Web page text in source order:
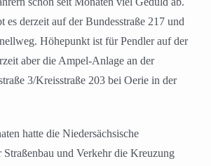
es derzeit auf der Bundesstraße 217 und
Höhepunkt ist für Pendler auf der
aber die Ampel-Anlage an der
3/Kreisstraße 203 bei Oerie in der
hatte die Niedersächsische
Straßenbau und Verkehr die Kreuzung